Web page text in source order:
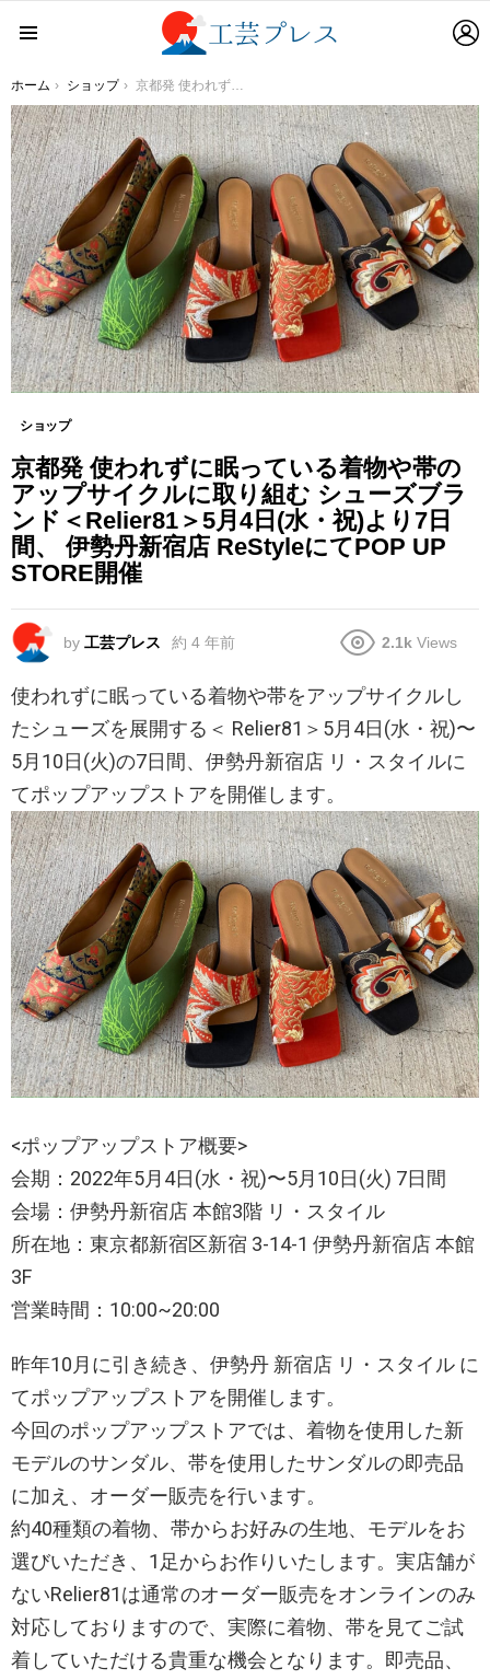
You are here:
ホーム ショップ 京都発 使われずに眠っている着物や帯のアップサイクルに取り組む シューズブランド＜Relier81＞5月4日(水・祝)より7日間、 伊勢丹新宿店 ReStyleにてPOP UP STORE開催
ショップ
京都発 使われずに眠っている着物や帯の
アップサイクルに取り組む シューズブラ
ンド＜Relier81＞5月4日(水・祝)より7日
間、 伊勢丹新宿店 ReStyleにてPOP UP
STORE開催
by 工芸プレス 約 4 年前 2.1k Views
使われずに眠っている着物や帯をアップサイクルし
たシューズを展開する＜ Relier81＞5月4日(水・祝)〜
5月10日(火)の7日間、伊勢丹新宿店 リ・スタイルに
てポップアップストアを開催します。
<ポップアップストア概要>
会期：2022年5月4日(水・祝)〜5月10日(火) 7日間
会場：伊勢丹新宿店 本館3階 リ・スタイル
所在地：東京都新宿区新宿 3-14-1 伊勢丹新宿店 本館
3F
営業時間：10:00~20:00
昨年10月に引き続き、伊勢丹 新宿店 リ・スタイル に
てポップアップストアを開催します。
今回のポップアップストアでは、着物を使用した新
モデルのサンダル、帯を使用したサンダルの即売品
に加え、オーダー販売を行います。
約40種類の着物、帯からお好みの生地、モデルをお
選びいただき、1足からお作りいたします。実店舗が
ないRelier81は通常のオーダー販売をオンラインのみ
対応しておりますので、実際に着物、帯を見てご試
着していただける貴重な機会となります。即売品、